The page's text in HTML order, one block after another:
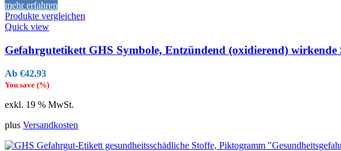
mehr erfahren
Produkte vergleichen
Quick view
Gefahrgutetikett GHS Symbole, Entzündend (oxidierend) wirkende
€42,93
You save (%)
exkl. 19 % MwSt.
plus Versandkosten